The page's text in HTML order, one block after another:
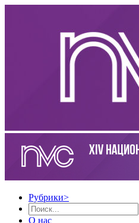
Рубрики>
О нас